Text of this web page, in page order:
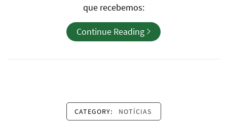
que recebemos:
Continue Reading
CATEGORY: NOTÍCIAS